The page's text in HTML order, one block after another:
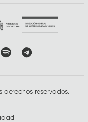
twitter
a facebook
Link a spotify
Link a
derechos reservados.